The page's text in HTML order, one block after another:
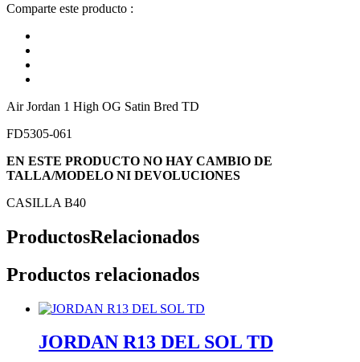
Comparte este producto :
Air Jordan 1 High OG Satin Bred TD
FD5305-061
EN ESTE PRODUCTO NO HAY CAMBIO DE
TALLA/MODELO NI DEVOLUCIONES
CASILLA B40
ProductosRelacionados
Productos relacionados
JORDAN R13 DEL SOL TD